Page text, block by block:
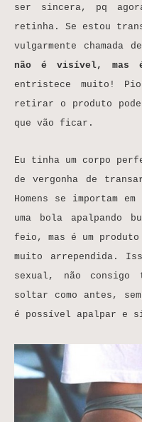
ser sincera, pq
retinha. Se estou
vulgarmente chamada
não é visível, mas
entristece muito!
retirar o produto
que vão ficar.
Eu tinha um corpo
de vergonha de
Homens se importam
uma bola apalpando
feio, mas é um
muito arrependida.
sexual, não consigo
soltar como antes,
é possível apalpar e